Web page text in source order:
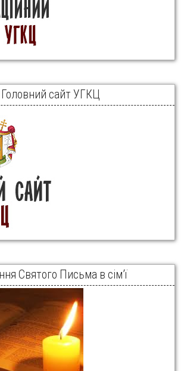
Головний сайт УГКЦ
Святого Письма в сім’ї